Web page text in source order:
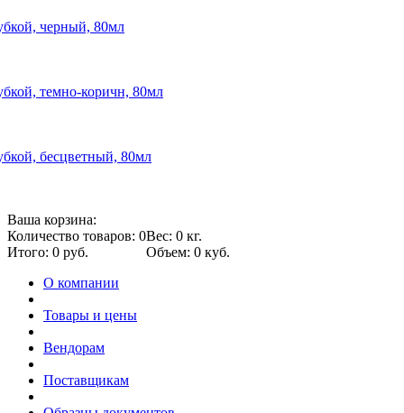
черный, 80мл
темно-коричн, 80мл
бесцветный, 80мл
Ваша корзина:
Количество товаров: 0Вес: 0 кг.
Итого: 0 руб.
Объем: 0 куб.
О компании
Товары и цены
Вендорам
Поставщикам